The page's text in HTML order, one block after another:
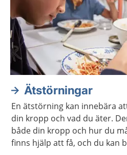
Ätstörningar
En ätstörning kan innebära
din kropp och vad du äter.
både din kropp och hur du
finns hjälp att få, och du kan